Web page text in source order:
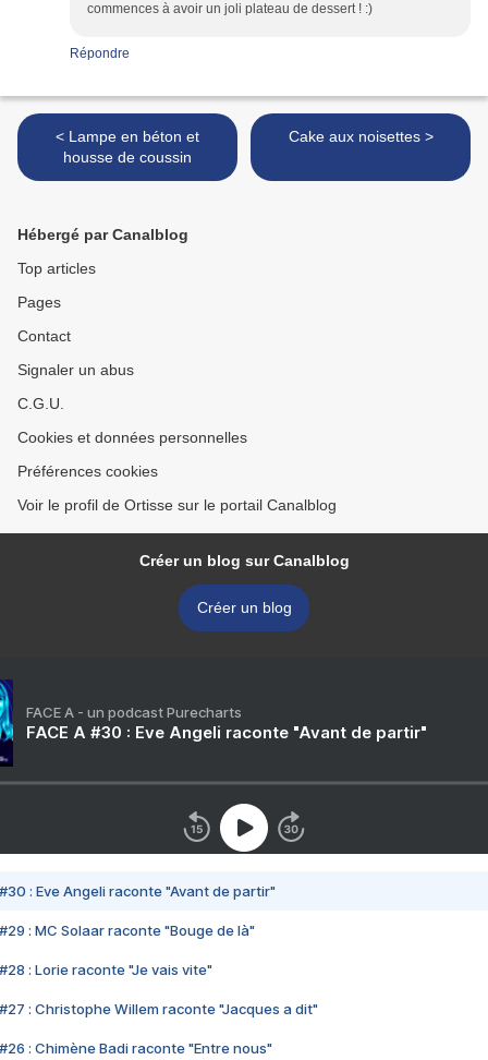
commences à avoir un joli plateau de dessert ! :)
Répondre
< Lampe en béton et
housse de coussin
Cake aux noisettes >
Hébergé par Canalblog
Top articles
Pages
Contact
Signaler un abus
C.G.U.
Cookies et données personnelles
Préférences cookies
Voir le profil de Ortisse sur le portail Canalblog
Créer un blog sur Canalblog
Créer un blog
FACE A - un podcast Purecharts
FACE A #30 : Eve Angeli raconte "Avant de partir"
#30 : Eve Angeli raconte "Avant de partir"
#29 : MC Solaar raconte "Bouge de là"
#28 : Lorie raconte "Je vais vite"
#27 : Christophe Willem raconte "Jacques a dit"
#26 : Chimène Badi raconte "Entre nous"